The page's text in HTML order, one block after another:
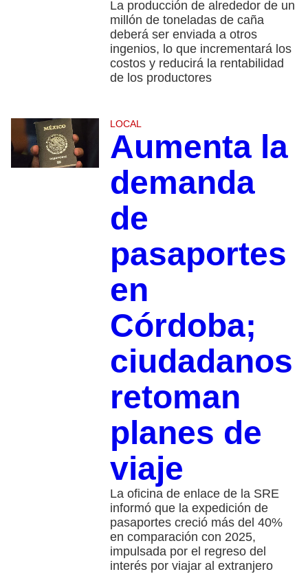
La producción de alrededor de un
millón de toneladas de caña
deberá ser enviada a otros
ingenios, lo que incrementará los
costos y reducirá la rentabilidad
de los productores
LOCAL
Aumenta la
demanda
de
pasaportes
en
Córdoba;
ciudadanos
retoman
planes de
viaje
La oficina de enlace de la SRE
informó que la expedición de
pasaportes creció más del 40%
en comparación con 2025,
impulsada por el regreso del
interés por viajar al extranjero